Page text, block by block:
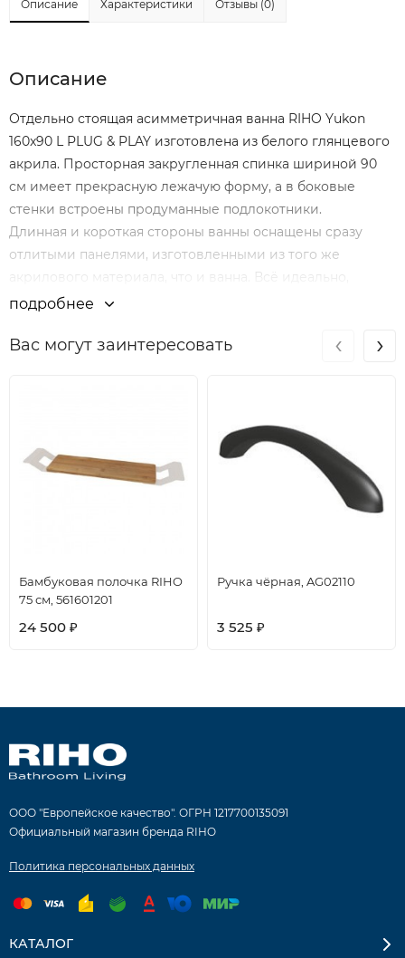
Описание Характеристики Отзывы (0)
Описание
Отдельно стоящая асимметричная ванна RIHO Yukon
160x90 L PLUG & PLAY изготовлена из белого глянцевого
акрила. Просторная закругленная спинка шириной 90
см имеет прекрасную лежачую форму, а в боковые
стенки встроены продуманные подлокотники.
Длинная и короткая стороны ванны оснащены сразу
отлитыми панелями, изготовленными из того же
акрилового материала, что и ванна. Всё идеально,
никаких швов!
подключить ванну к канализации, по принципу
Панели и ванна представляют собой монолитную
конструкцию, при этом ванна ещё лучше держит тепло.
Гидромассажные системы на ванны Plug & Play не
подробнее
Вас могут заинтересовать
Бамбуковая полочка RIHO
75 см, 561601201
24 500 ₽
Ручка чёрная, AG02110
3 525 ₽
‹ ›
ООО "Европейское качество". ОГРН 1217700135091
Официальный магазин бренда RIHO
Политика персональных данных
КАТАЛОГ